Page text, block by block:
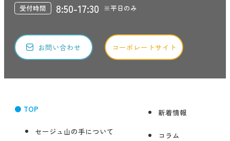
受付時間 8:50-17:30 ※平日のみ
お問い合わせ コーポレートサイト
● TOP
セージュ山の手について
新着情報
コラム